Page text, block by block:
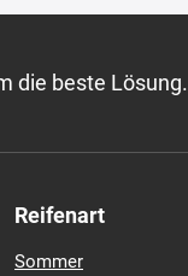
die beste Lösung.
Reifenart
Sommer